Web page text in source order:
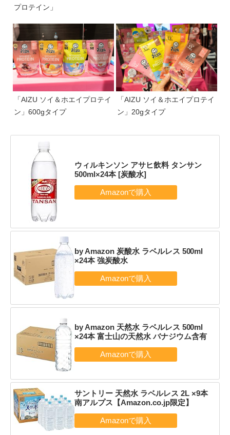
プロテイン」
「AIZU ソイ＆ホエイプロテイ
ン」600gタイプ
「AIZU ソイ＆ホエイプロテイ
ン」20gタイプ
ウィルキンソン アサヒ飲料 タンサン
500ml×24本 [炭酸水]
by Amazon 炭酸水 ラベルレス 500ml
×24本 強炭酸水
by Amazon 天然水 ラベルレス 500ml
×24本 富士山の天然水 バナジウム含有
サントリー 天然水 ラベルレス 2L ×9本
南アルプス【Amazon.co.jp限定】